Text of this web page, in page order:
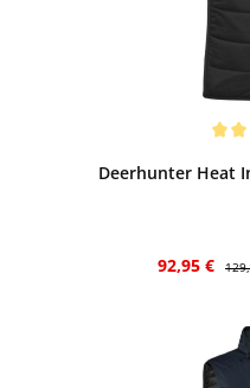
Deerhunter Heat
92,95 €